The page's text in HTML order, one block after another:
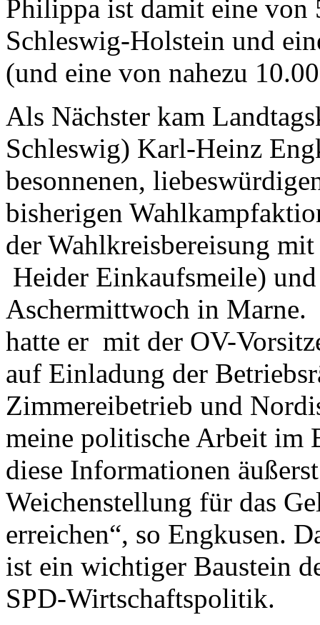
Philippa ist damit eine
Schleswig-Holstein und
(und eine von nahezu
Als Nächster kam
Schleswig) Karl-Heinz
besonnenen,
bisherigen
der Wahlkreisbereisung
Heider Einkaufsmeile)
Aschermittwoch in
hatte er mit der OV-
auf Einladung der
Zimmereibetrieb und
meine politische Arbeit im
diese Informationen
Weichenstellung für das
erreichen“, so Engkusen.
ist ein wichtiger Baustein
SPD-Wirtschaftspolitik.